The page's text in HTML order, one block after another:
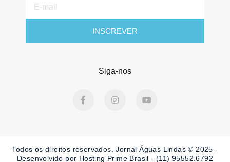
mail
INSCREVER
Siga-nos
a
k
-
n
a
m
o
Todos os direitos reservados. Jornal Águas Lindas © 2025 -
Desenvolvido por Hosting Prime Brasil - (11) 95552.6792